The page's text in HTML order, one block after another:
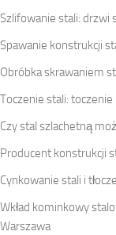
Szlifowanie stali: drzwi
Spawanie konstrukcji
Obróbka skrawaniem
Toczenie stali: toczenie
Czy stal szlachetną
Producent konstrukcji
Cynkowanie stali i
Wkład kominkowy
Warszawa